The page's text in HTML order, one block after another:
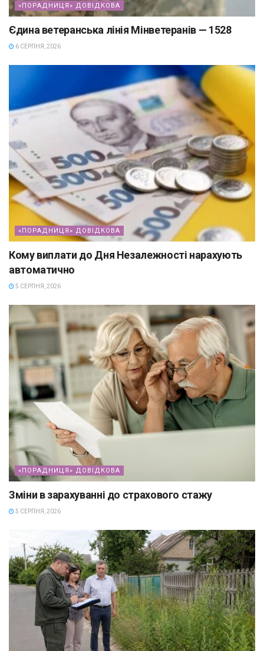
«ПОРАДНИЦЯ» ДОВІДКОВА
Єдина ветеранська лінія Мінветеранів — 1528
6 СЕРПНЯ, 2026
«ПОРАДНИЦЯ» ДОВІДКОВА
Кому виплати до Дня Незалежності нарахують
автоматично
5 СЕРПНЯ, 2026
«ПОРАДНИЦЯ» ДОВІДКОВА
Зміни в зарахуванні до страхового стажу
5 СЕРПНЯ, 2026